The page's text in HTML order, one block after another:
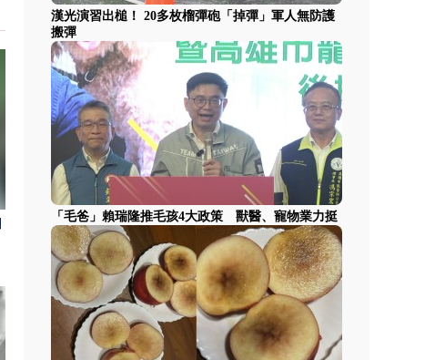
漢光演習出槌！ 20多枚榴彈砲「掉彈」軍人無防護
搬彈
「毛爸」賴瑞隆推毛孩4大政策 獸醫、寵物業力挺